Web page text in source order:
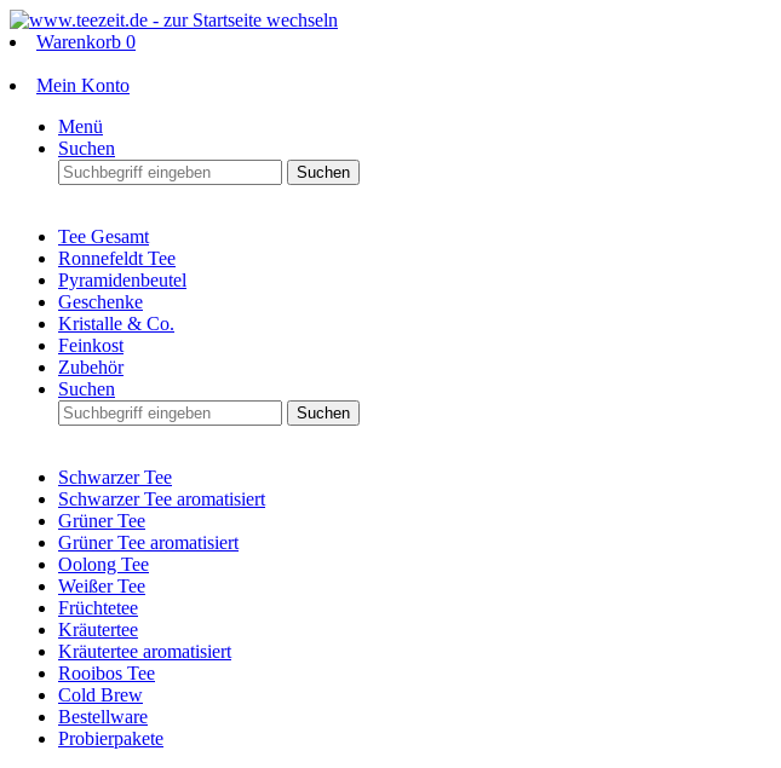
Warenkorb 0
Mein Konto
Menü
Suchen
Suchen
Tee Gesamt
Ronnefeldt Tee
Pyramidenbeutel
Geschenke
Kristalle & Co.
Feinkost
Zubehör
Suchen
Suchen
Schwarzer Tee
Schwarzer Tee aromatisiert
Grüner Tee
Grüner Tee aromatisiert
Oolong Tee
Weißer Tee
Früchtetee
Kräutertee
Kräutertee aromatisiert
Rooibos Tee
Cold Brew
Bestellware
Probierpakete